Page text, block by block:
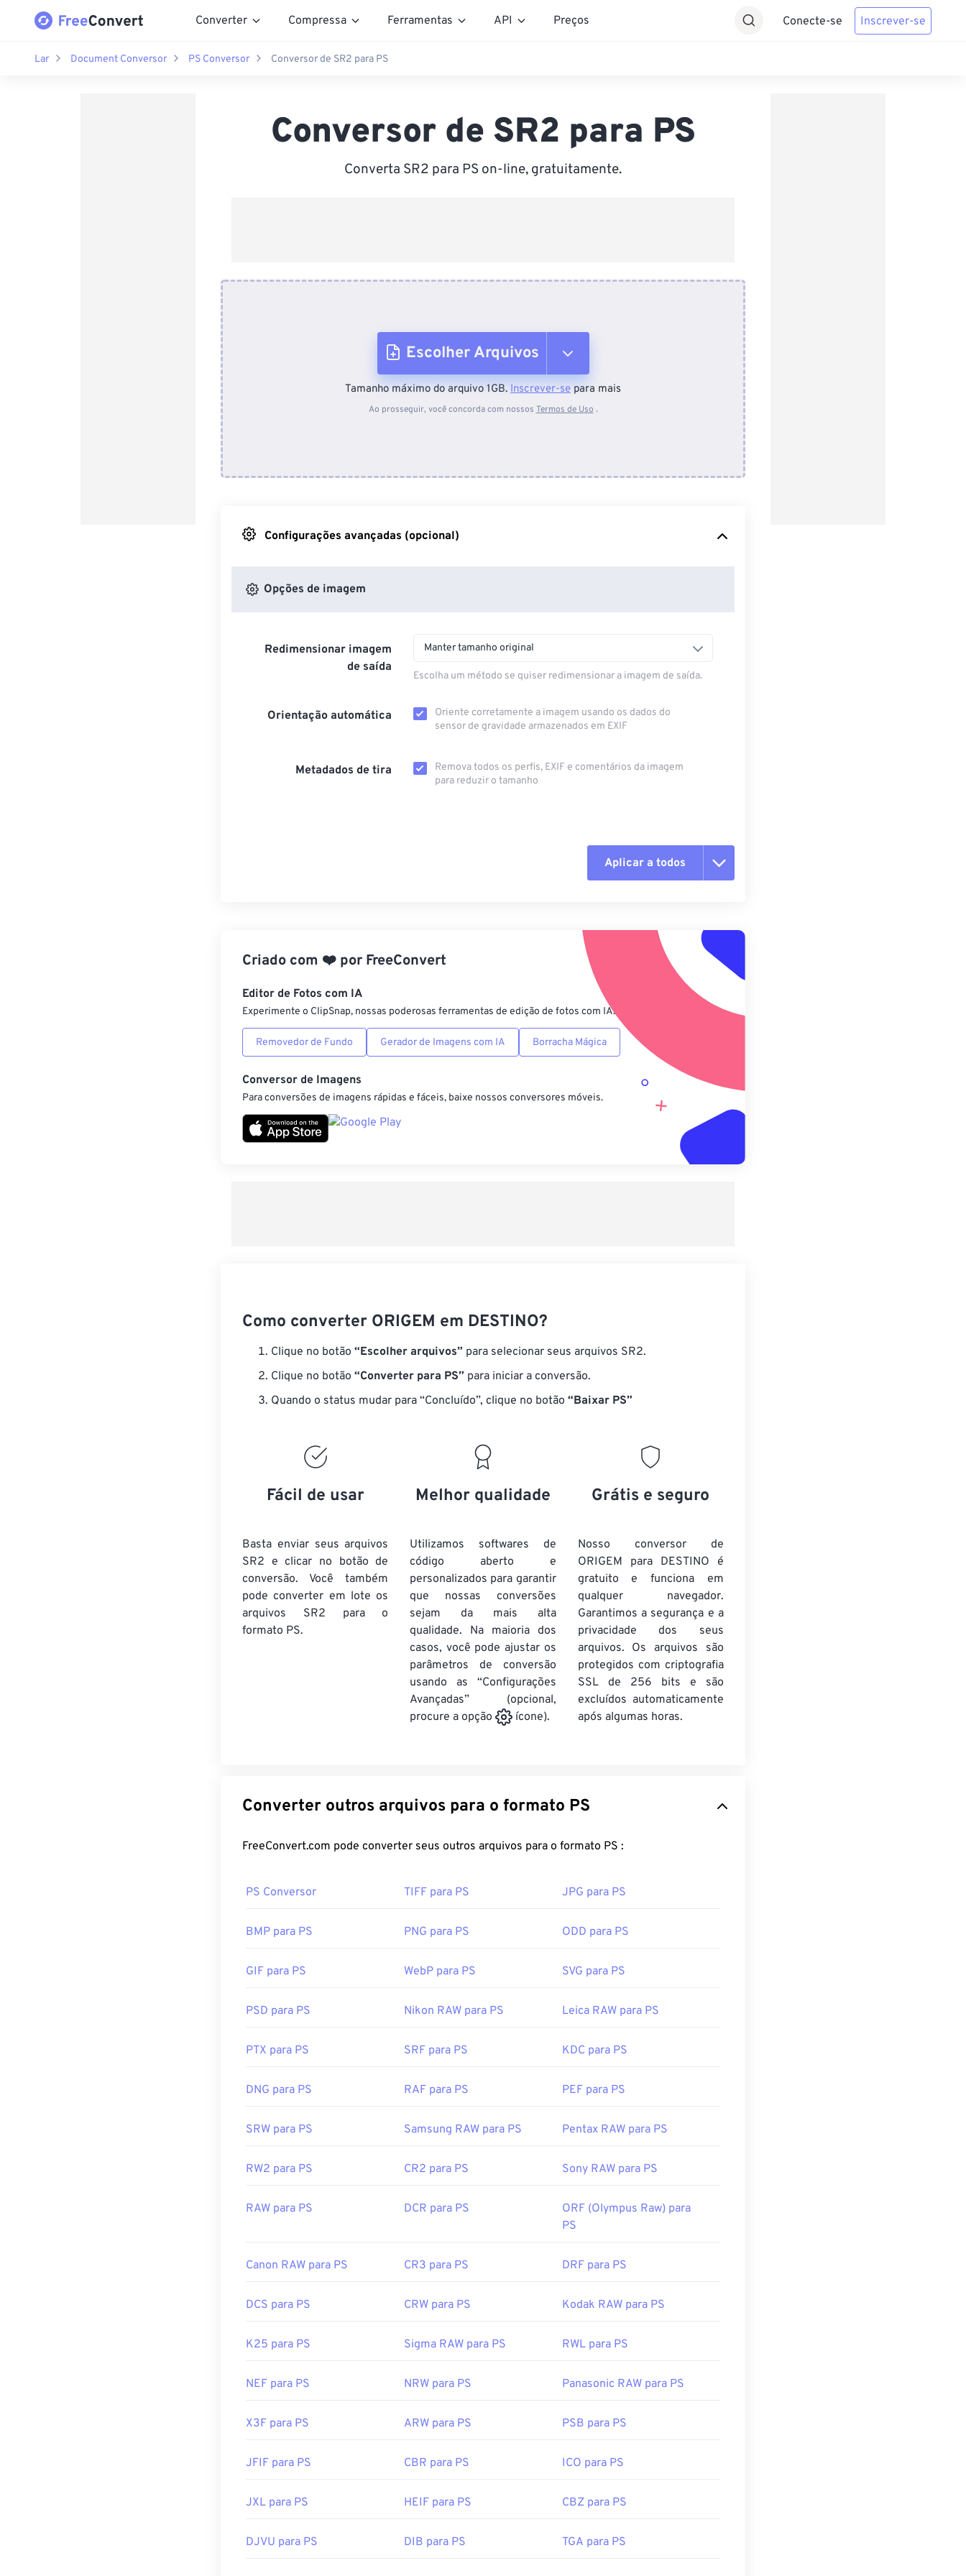
Converter Compressa Ferramentas API Preços Conecte-se Inscrever-se
Lar Document Conversor PS Conversor Conversor de SR2 para PS
Conversor de SR2 para PS
Converta SR2 para PS on-line, gratuitamente.
Escolher Arquivos
Do dispositivo
Tamanho máximo do arquivo 1GB. Inscrever-se para mais
Ao prosseguir, você concorda com nossos Termos de Uso .
Configurações avançadas (opcional)
Opções de imagem
Redimensionar imagem
de saída
Manter tamanho original
Escolha um método se quiser redimensionar a imagem de saída.
Orientação automática
Oriente corretamente a imagem usando os dados do
sensor de gravidade armazenados em EXIF
Metadados de tira
Remova todos os perfis, EXIF ​​e comentários da imagem
para reduzir o tamanho
Aplicar a todos
Aplicar a partir da predefinição
Salvar como predefinição
Criado com ❤️ por FreeConvert
Editor de Fotos com IA
Experimente o ClipSnap, nossas poderosas ferramentas de edição de fotos com IA.
Removedor de Fundo Gerador de Imagens com IA Borracha Mágica
Conversor de Imagens
Para conversões de imagens rápidas e fáceis, baixe nossos conversores móveis.
Como converter ORIGEM em DESTINO?
Clique no botão “Escolher arquivos” para selecionar seus arquivos SR2.
Clique no botão “Converter para PS” para iniciar a conversão.
Quando o status mudar para “Concluído”, clique no botão “Baixar PS”
Fácil de usar
Basta enviar seus arquivos
SR2 e clicar no botão de
conversão. Você também
pode converter em loteos
arquivos SR2 para o
formato PS.
Melhor qualidade
Utilizamos softwares de
código aberto e
personalizados para garantir
que nossas conversões
sejam da mais alta
qualidade. Na maioria dos
casos, você pode ajustar os
parâmetros de conversão
usando as “Configurações
Avançadas” (opcional,
procure a opção
ícone).
Grátis e seguro
Nosso conversor de
ORIGEM para DESTINO é
gratuito e funciona em
qualquer navegador.
Garantimos a segurança e a
privacidade dos seus
arquivos. Os arquivos são
protegidos com criptografia
SSL de 256 bits e são
excluídos automaticamente
após algumas horas.
Converter outros arquivos para o formato PS
FreeConvert.com pode converter seus outros arquivos para o formato PS :
PS Conversor TIFF para PS JPG para PS
BMP para PS PNG para PS ODD para PS
GIF para PS WebP para PS SVG para PS
PSD para PS Nikon RAW para PS Leica RAW para PS
PTX para PS SRF para PS KDC para PS
DNG para PS RAF para PS PEF para PS
SRW para PS Samsung RAW para PS Pentax RAW para PS
RW2 para PS CR2 para PS Sony RAW para PS
RAW para PS DCR para PS
ORF (Olympus Raw) para
PS
Canon RAW para PS CR3 para PS DRF para PS
DCS para PS CRW para PS Kodak RAW para PS
K25 para PS Sigma RAW para PS RWL para PS
NEF para PS NRW para PS Panasonic RAW para PS
X3F para PS ARW para PS PSB para PS
JFIF para PS CBR para PS ICO para PS
JXL para PS HEIF para PS CBZ para PS
DJVU para PS DIB para PS TGA para PS